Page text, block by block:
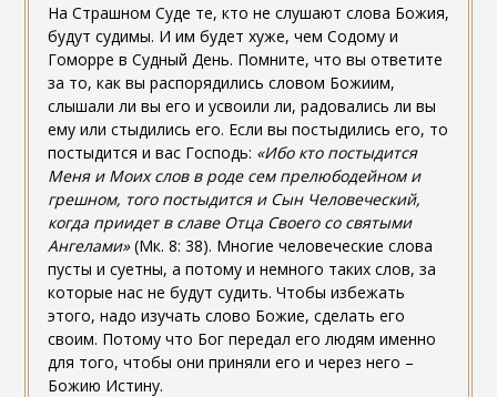
На Страшном Суде те, кто не слушают слова Божия,
будут судимы. И им будет хуже, чем Содому и
Гоморре в Судный День. Помните, что вы ответите
за то, как вы распорядились словом Божиим,
слышали ли вы его и усвоили ли, радовались ли вы
ему или стыдились его. Если вы постыдились его, то
постыдится и вас Господь: «Ибо кто постыдится
Меня и Моих слов в роде сем прелюбодейном и
грешном, того постыдится и Сын Человеческий,
когда приидет в славе Отца Своего со святыми
Ангелами»(Мк. 8: 38). Многие человеческие слова
пусты и суетны, а потому и немного таких слов, за
которые нас не будут судить. Чтобы избежать
этого, надо изучать слово Божие, сделать его
своим. Потому что Бог передал его людям именно
для того, чтобы они приняли его и через него –
Божию Истину.